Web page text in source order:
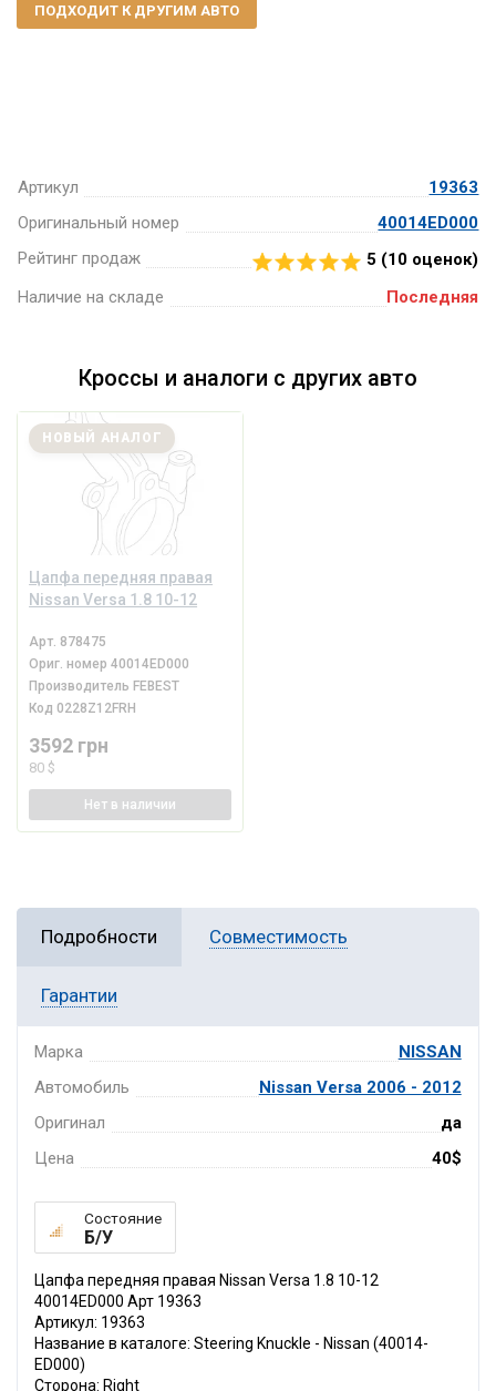
Артикул
19363
Оригинальный номер
40014ED000
Рейтинг продаж
5 (10 оценок)
Наличие на складе
Последняя
ПОДХОДИТ К ДРУГИМ АВТО
Кроссы и аналоги с других авто
Цапфа передняя правая
Nissan Versa 1.8 10-12
НОВЫЙ АНАЛОГ
Арт. 878475
Ориг. номер40014ED000
Производитель FEBEST
Код 0228Z12FRH
3592 грн
80 $
Нет в наличии
Подробности Совместимость
Гарантии
Марка
NISSAN
Автомобиль
Nissan Versa 2006 - 2012
Оригинал
да
Цена
40$
Состояние
Б/У
Цапфа передняя правая Nissan Versa 1.8 10-12
40014ED000 Арт 19363
Артикул: 19363
Название в каталоге: Steering Knuckle - Nissan (40014-
ED000)
Сторона: Right